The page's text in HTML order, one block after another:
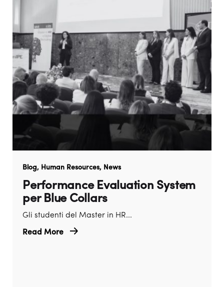
Blog Human Resources News
Performance Evaluation System
per Blue Collars
Gli studenti del Master in HR...
Read More